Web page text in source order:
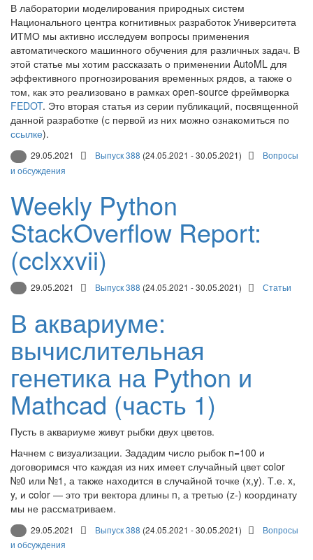
В лаборатории моделирования природных систем
Национального центра когнитивных разработок Университета
ИТМО мы активно исследуем вопросы применения
автоматического машинного обучения для различных задач. В
этой статье мы хотим рассказать о применении AutoML для
эффективного прогнозирования временных рядов, а также о
том, как это реализовано в рамках open-source фреймворка
FEDOT. Это вторая статья из серии публикаций, посвященной
данной разработке (с первой из них можно ознакомиться по
ссылке).
29.05.2021 Выпуск 388 (24.05.2021 - 30.05.2021)
Вопросы
и обсуждения
Weekly Python
StackOverflow Report:
(cclxxvii)
29.05.2021 Выпуск 388 (24.05.2021 - 30.05.2021) Статьи
В аквариуме:
вычислительная
генетика на Python и
Mathcad (часть 1)
Пусть в аквариуме живут рыбки двух цветов.
Начнем с визуализации. Зададим число рыбок n=100 и
договоримся что каждая из них имеет случайный цвет color
№0 или №1, а также находится в случайной точке (x,y). Т.е. x,
y, и color — это три вектора длины n, а третью (z-) координату
мы не рассматриваем.
29.05.2021 Выпуск 388 (24.05.2021 - 30.05.2021)
Вопросы
и обсуждения